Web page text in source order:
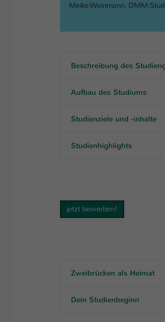
Meike Weinmann, DMM-
Beschreibung des
Aufbau des Studiums
Studienziele und -inhalte
Studienhighlights
jetzt bewerben!
Zweibrücken als Heimat
Dein Studienbeginn